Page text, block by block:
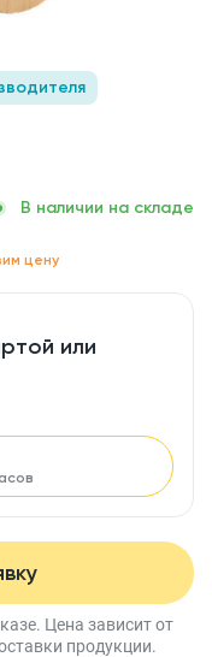
В наличии на складе
цену
Цена зависит от
продукции.
или